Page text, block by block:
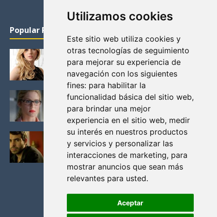
Utilizamos cookies
Este sitio web utiliza cookies y
otras tecnologías de seguimiento
para mejorar su experiencia de
navegación con los siguientes
fines: para habilitar la
funcionalidad básica del sitio web,
para brindar una mejor
experiencia en el sitio web, medir
su interés en nuestros productos
y servicios y personalizar las
interacciones de marketing, para
mostrar anuncios que sean más
relevantes para usted.
Aceptar
Popular Posts
KATHERYN WINNICK: LA ACTRIZ MAS GUAPA DE
VIKINGOS
Junio 14, 2013
FELICITY (EMILY BETT RICKARDS), LAS FOTOS
MAS BONITAS DE LA ALIADA DE ARROW
Noviembre 30, 2013
BLACK MIRROR: TODA TU HISTORIA. EPISODIO 3.
LA CRITICA
Mayo 17, 2012